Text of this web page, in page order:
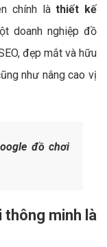
chính làthiết kế
doanh nghiệp đồ
đẹp mắt và hữu
như nâng cao vị
đồ chơi
thông minh là